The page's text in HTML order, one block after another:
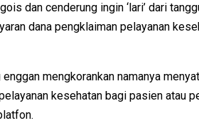
dan cenderung ingin ‘lari’ dari
dana pengklaiman pelayanan
mengkorankan namanya
kesehatan bagi pasien atau